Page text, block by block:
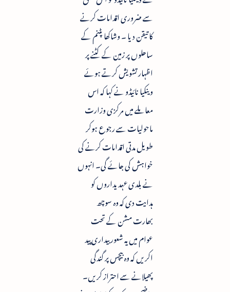
سے ضروری اقدامات کرنے
کا تیقن دیا ۔ وشاکھا پٹنم کے
ساحلوں پر زمین کے کٹنے پر
اظہار تشویش کرتے ہوئے
وینکیا نائیڈو نے کہا کہ اس
معاملے میں مرکزی وزارت
ماحولیات سے رجوع ہوکر
طویل مدتی اقدامات کرنے کی
خواہش کی جائے گی۔ انہوں
نے بلدی عہدیداروں کو
ہدایت دی کہ وہ سوچھ
بھارت مشن کے تحت
عوام میں یہ شعور بیداری پید
اکریں کہ وہ بیچس پر گندگی
پھیلانے سے احتراز کریں۔